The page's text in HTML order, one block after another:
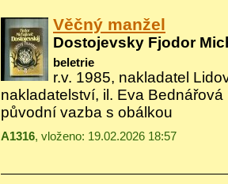
Věčný manžel
Dostojevsky Fjodor
beletrie
r.v. 1985, nakladatel
nakladatelství, il. Eva Bednářová
původní vazba s obálkou
A1316, vloženo: 19.02.2026 18:57